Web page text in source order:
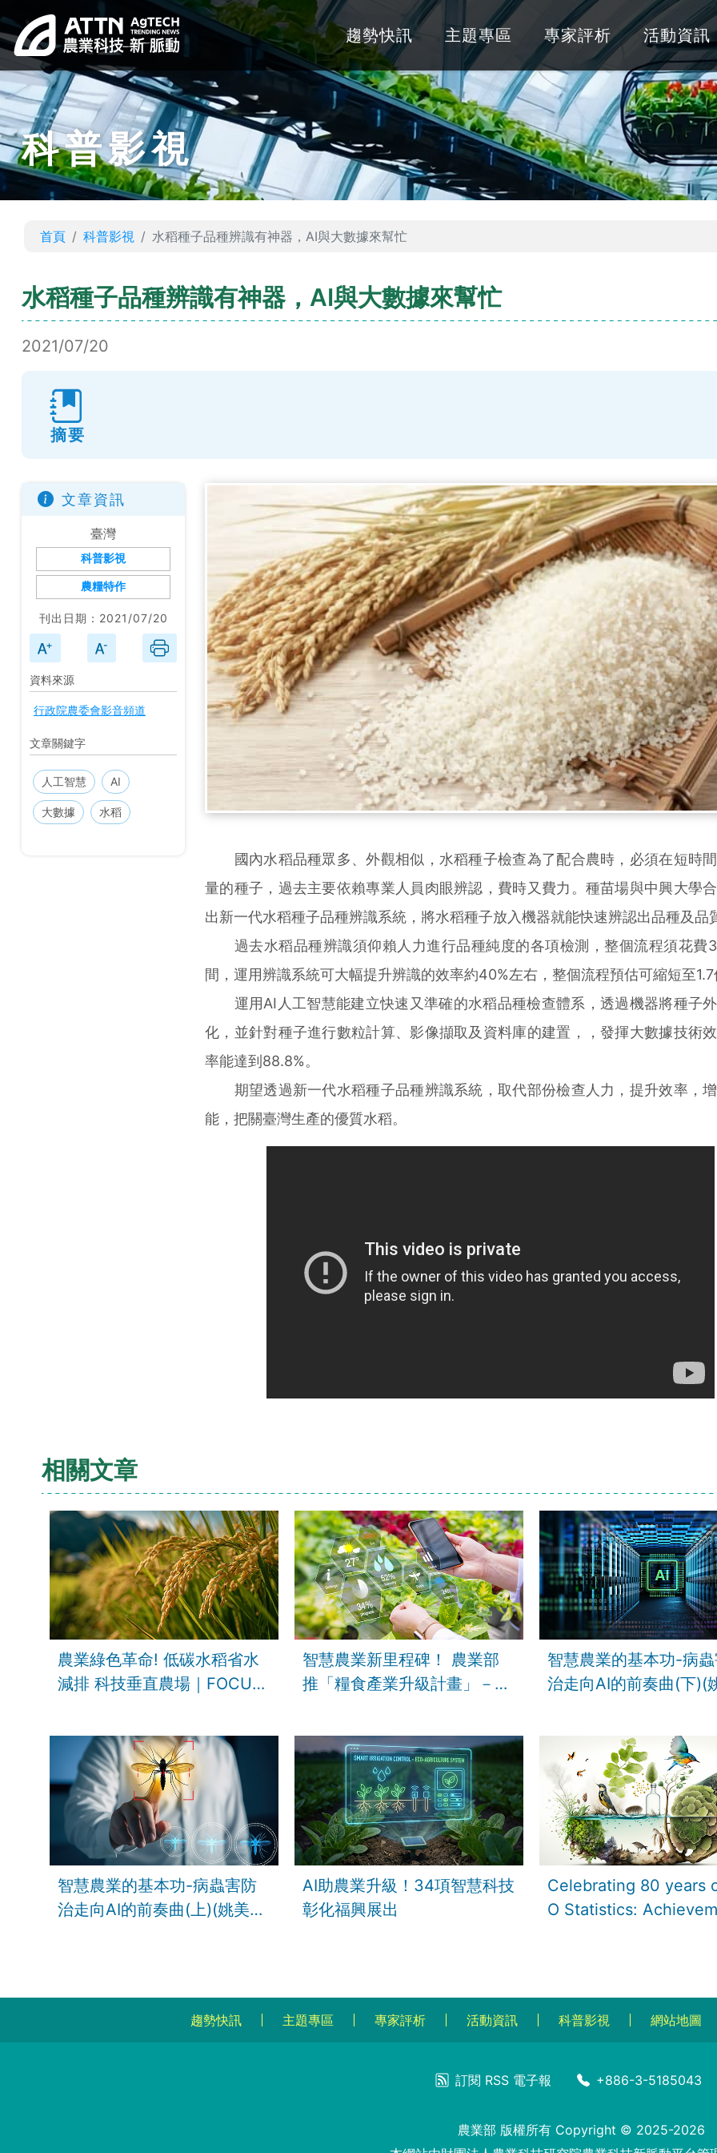
趨勢快訊 主題專區 專家評析 活動資訊
科普影視
首頁 科普影視 水稻種子品種辨識有神器，AI與大數據來幫忙
水稻種子品種辨識有神器，AI與大數據來幫忙
2021/07/20
摘要
文章資訊
臺灣
科普影視
農糧特作
刊出日期：2021/07/20
資料來源
行政院農委會影音頻道
文章關鍵字
人工智慧 AI
大數據 水稻
國內水稻品種眾多、外觀相似，水稻種子檢查為了配合農時，必須在短時
量的種子，過去主要依賴專業人員肉眼辨認，費時又費力。種苗場與中興大學
出新一代水稻種子品種辨識系統，將水稻種子放入機器就能快速辨認出品種及品
過去水稻品種辨識須仰賴人力進行品種純度的各項檢測，整個流程須花費
間，運用辨識系統可大幅提升辨識的效率約40%左右，整個流程預估可縮短至
運用AI人工智慧能建立快速又準確的水稻品種檢查體系，透過機器將種子
化，並針對種子進行數粒計算、影像擷取及資料庫的建置，，發揮大數據技術
率能達到88.8%。
期望透過新一代水稻種子品種辨識系統，取代部份檢查人力，提升效率，
能，把關臺灣生產的優質水稻。
相關文章
農業綠色革命! 低碳水稻省水
減排 科技垂直農場｜FOCUS
智慧農業新里程碑！ 農業部
推「糧食產業升級計畫」－民
智慧農業的基本功-病
治走向AI的前奏曲(下)(
智慧農業的基本功-病蟲害防
治走向AI的前奏曲(上)(姚美吉
AI助農業升級！34項智慧科技
彰化福興展出
Celebrating 80 years
O Statistics:
趨勢快訊 主題專區 專家評析 活動資訊 科普影視 網站地圖
訂閱 RSS 電子報 +886-3-5185043
農業部 版權所有 Copyright © 2025-2026